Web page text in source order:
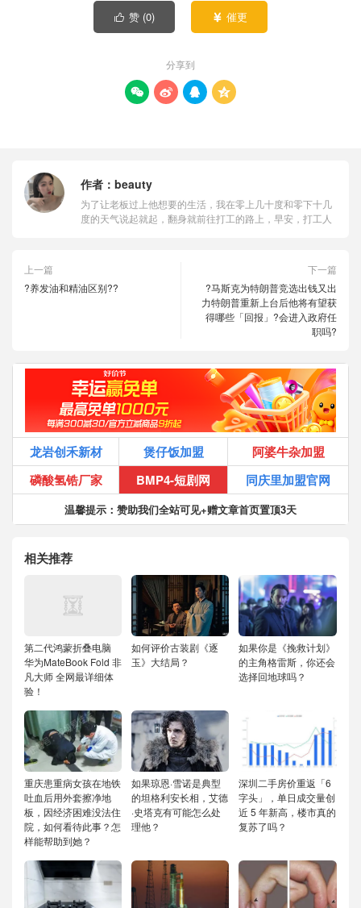
 赞 (0)  催更
分享到
   
作者： beauty
为了让老板过上他想要的生活，我在零上几十度和零下十几
度的天气说起就起，翻身就前往打工的路上，早安，打工人
上一篇
?养发油和精油区别??
下一篇
?马斯克为特朗普竞选出钱又出
力特朗普重新上台后他将有望获
得哪些「回报」?会进入政府任
职吗?
龙岩创禾新材 煲仔饭加盟
阿婆牛杂加盟
磷酸氢锆厂家
BMP4-短剧网 同庆里加盟官网
温馨提示：赞助我们全站可见+赠文章首页置顶3天
相关推荐
第二代鸿蒙折叠电脑
华为MateBook Fold 非
凡大师 全网最详细体
验！
如何评价古装剧《逐
玉》大结局？
如果你是《挽救计划》
的主角格雷斯，你还会
选择回地球吗？
重庆患重病女孩在地铁
吐血后用外套擦净地
板，因经济困难没法住
院，如何看待此事？怎
样能帮助到她？
如果琼恩·雪诺是典型
的坦格利安长相，艾德
·史塔克有可能怎么处
理他？
深圳二手房价重返「6
字头」，单日成交量创
近 5 年新高，楼市真的
复苏了吗？